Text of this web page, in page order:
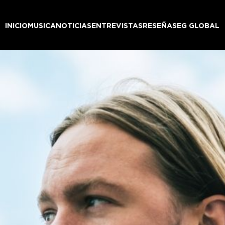
INICIOMUSICANOTICIASENTREVISTASRESEÑASEG GLOBAL